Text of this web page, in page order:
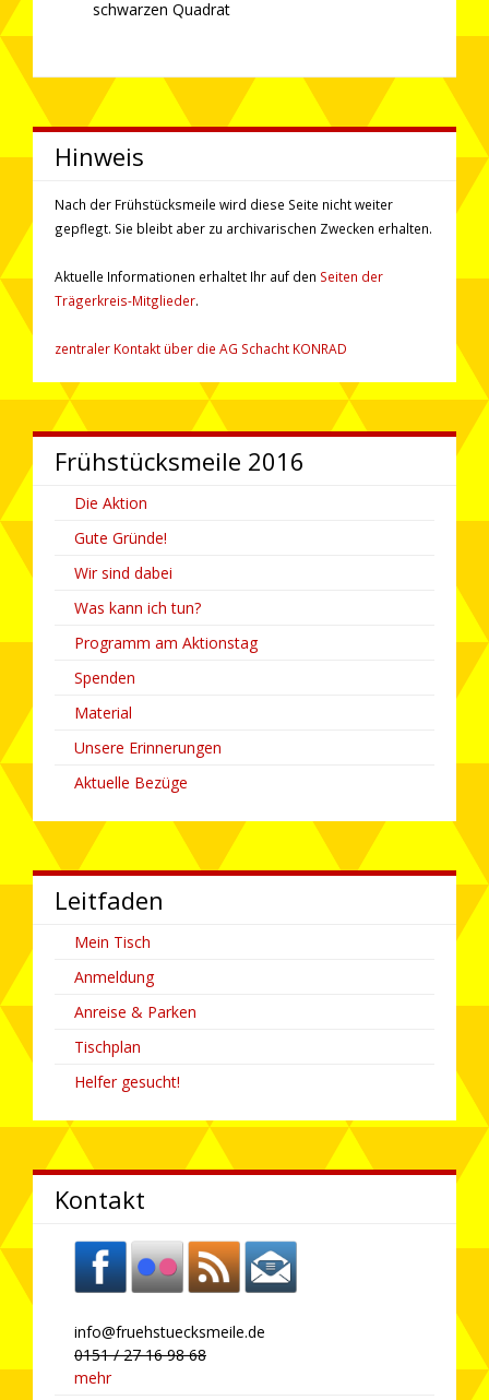
schwarzen Quadrat
Hinweis
Nach der Frühstücksmeile wird diese Seite nicht weiter
gepflegt. Sie bleibt aber zu ar­chi­va­rischen Zwecken erhalten.
Aktuelle Informationen erhaltet Ihr auf den Seiten der
Trägerkreis-Mitglieder.
zentraler Kontakt über die AG Schacht KONRAD
Frühstücks­­meile 2016
Die Aktion
Gute Gründe!
Wir sind dabei
Was kann ich tun?
Programm am Aktionstag
Spenden
Material
Unsere Erinnerungen
Aktuelle Bezüge
Leitfaden
Mein Tisch
Anmeldung
Anreise & Parken
Tischplan
Helfer gesucht!
Kontakt
info@fruehstuecksmeile.de
0151 / 27 16 98 68
mehr